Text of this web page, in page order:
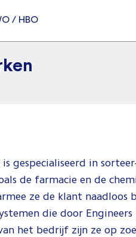
/ HBO
gespecialiseerd in
de farmacie en de
ze de klant
die door
het bedrijf zijn ze op